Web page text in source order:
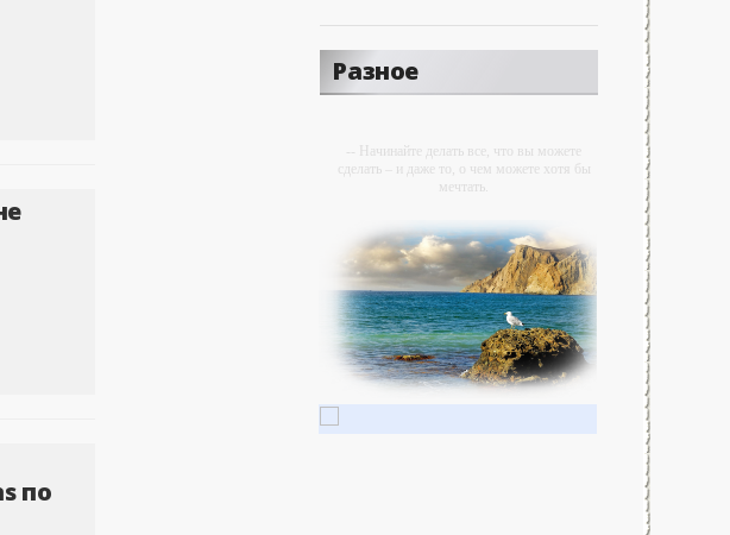
по
Разное
-- Начинайте делать все, что вы можете
сделать – и даже то, о чем можете хотя бы
мечтать.
всего. И мыслями можно управлять. И
поэтому главное дело совершенствования:
работать над мыслями.
-- Идите уверенно по направлению к мечте.
Живите той жизнью, которую вы сами себе
придумали.
-- Самое большое богатство — это ум.